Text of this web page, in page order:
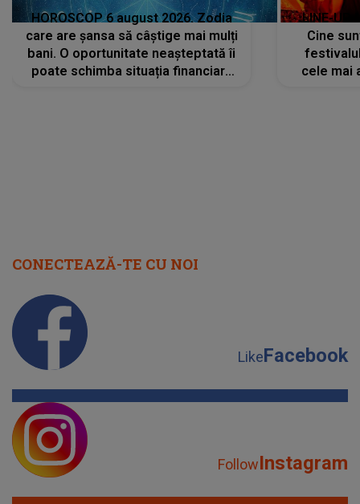
HOROSCOP 6 august 2026. Zodia
care are șansa să câștige mai mulți
bani. O oportunitate neașteptată îi
poate schimba situația financiară
LINE-UP
Cine
cele mai
CONECTEAZĂ-TE CU NOI
LikeFacebook
FollowInstagram